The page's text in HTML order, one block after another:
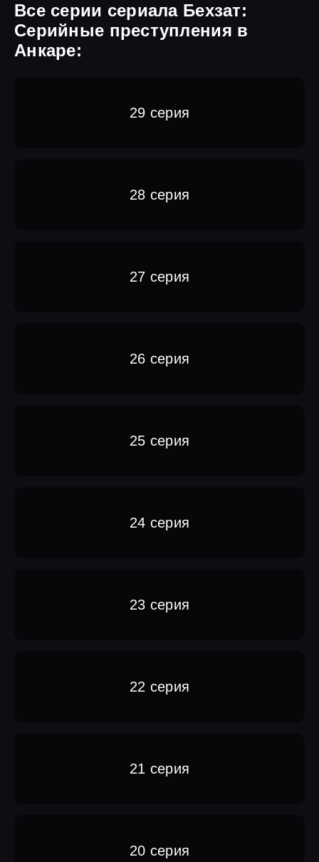
Все серии сериала Бехзат:
Серийные преступления в
Анкаре:
29 серия
28 серия
27 серия
26 серия
25 серия
24 серия
23 серия
22 серия
21 серия
20 серия